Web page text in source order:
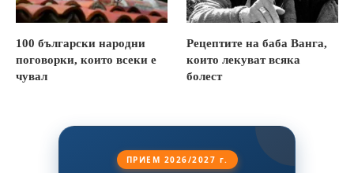
100 български народни
поговорки, които всеки е
чувал
Рецептите на баба Ванга,
които лекуват всяка
болест
ПРИЕМ 2026/2027 г.